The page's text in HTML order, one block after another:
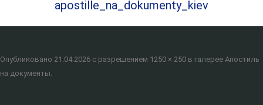
apostille_na_dokumenty_kiev
Опубликовано 21.04.2026 с разрешением 1250 × 250 в галерее Апостиль
на документы